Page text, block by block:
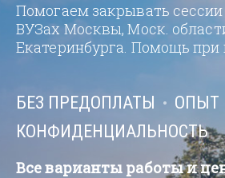
Помогаем закрывать
ВУЗах Москвы, Моск.
Екатеринбурга. Помощь при
БЕЗ ПРЕДОПЛАТЫ ОПЫТ
КОНФИДЕНЦИАЛЬНОСТЬ
Все варианты работы и